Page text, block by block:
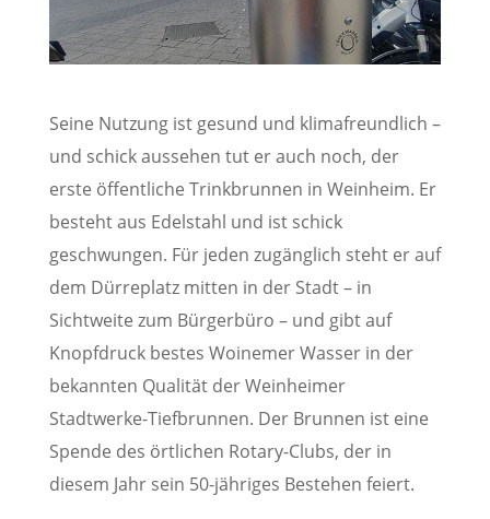
Seine Nutzung ist gesund und klimafreundlich –
und schick aussehen tut er auch noch, der
erste öffentliche Trinkbrunnen in Weinheim. Er
besteht aus Edelstahl und ist schick
geschwungen. Für jeden zugänglich steht er auf
dem Dürreplatz mitten in der Stadt – in
Sichtweite zum Bürgerbüro – und gibt auf
Knopfdruck bestes Woinemer Wasser in der
bekannten Qualität der Weinheimer
Stadtwerke-Tiefbrunnen. Der Brunnen ist eine
Spende des örtlichen Rotary-Clubs, der in
diesem Jahr sein 50-jähriges Bestehen feiert.